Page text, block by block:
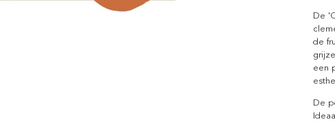
De
de
een
De